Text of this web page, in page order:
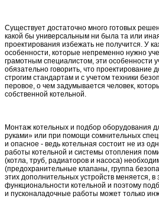
Существует достаточно много готовых
какой бы универсальным ни была та или
проектирования избежать не получится. У
особенности, которые непременно нужно
грамотным специалистом, эти особенности
обязательно говорить, что проектирование
строгим стандартам и с учетом техники
перовое, о чем задумывается человек,
собственной котельной.
Монтаж котельных и подбор оборудования
руками» или при помощи сомнительных
и опасное - ведь котельная состоит не из
работы котельной и системы отопления
(котла, труб, радиаторов и насоса)
(предохранительные клапаны, группа
этих дополнительных устройств меняется, в
функциональности котельной и поэтому
и пусконаладочные работы может только